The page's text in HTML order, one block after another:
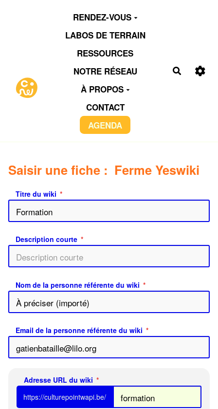
Aller au contenu principal
RENDEZ-VOUS
LABOS DE TERRAIN
RESSOURCES
NOTRE RÉSEAU
À PROPOS
CONTACT
AGENDA
Saisir une fiche : Ferme Yeswiki
Titre du wiki
Description courte
Nom de la personne référente du wiki
Email de la personne référente du wiki
Adresse URL du wiki
https://culturepointwapi.be/